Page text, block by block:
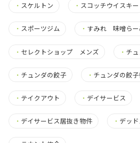
・ スケルトン ・ スコッチウイスキー
・ スポーツジム ・ すみれ 味噌らー
・ セレクトショップ メンズ ・ チ
・ チュンダの餃子 ・ チュンダの餃
・ テイクアウト ・ デイサービス
・ デイサービス居抜き物件 ・ デッ